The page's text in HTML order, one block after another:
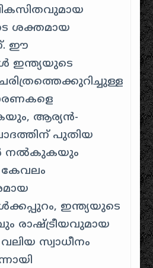
ശക്തമായ
ഈ
ഇന്ത്യയുടെ
ആര്യൻ-
പുതിയ
നൽകുകയും
ഇന്ത്യയുടെ
രാഷ്ട്രീയവുമായ
സ്വാധീനം